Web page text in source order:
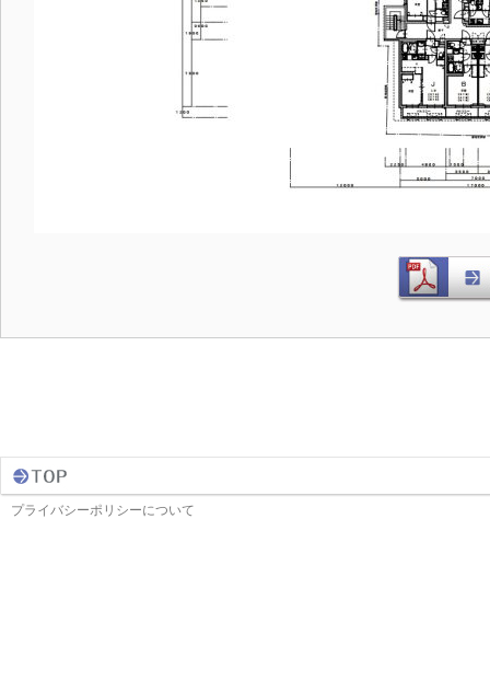
プライバシーポリシーについて